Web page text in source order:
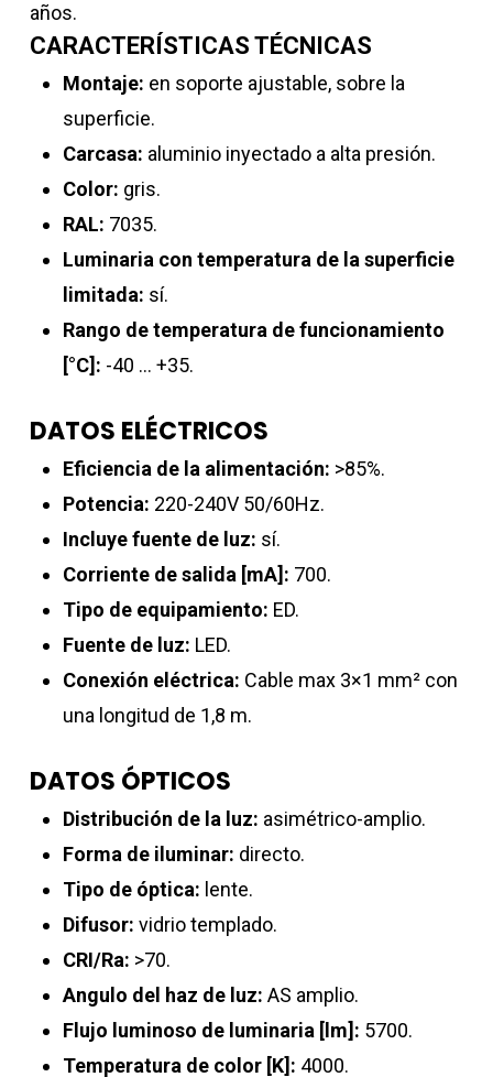
años.
CARACTERÍSTICAS TÉCNICAS
Montaje: en soporte ajustable, sobre la
superficie.
Carcasa: aluminio inyectado a alta presión.
Color: gris.
RAL: 7035.
Luminaria con temperatura de la superficie
limitada: sí.
Rango de temperatura de funcionamiento
[°C]: -40 … +35.
DATOS ELÉCTRICOS
Eficiencia de la alimentación: >85%.
Potencia: 220-240V 50/60Hz.
Incluye fuente de luz: sí.
Corriente de salida [mA]: 700.
Tipo de equipamiento: ED.
Fuente de luz: LED.
Conexión eléctrica: Cable max 3×1 mm² con
una longitud de 1,8 m.
DATOS ÓPTICOS
Distribución de la luz: asimétrico-amplio.
Forma de iluminar: directo.
Tipo de óptica: lente.
Difusor: vidrio templado.
CRI/Ra: >70.
Angulo del haz de luz: AS amplio.
Flujo luminoso de luminaria [lm]: 5700.
Temperatura de color [K]: 4000.